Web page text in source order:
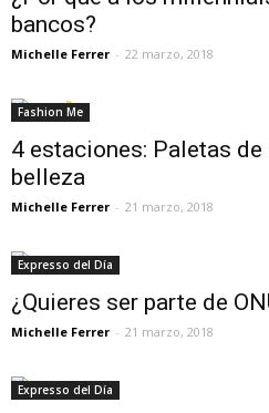
bancos?
Michelle Ferrer - 22 marzo, 2018
Fashion Me
4 estaciones: Paletas
belleza
Michelle Ferrer - 21 marzo, 2018
Expresso del Día
¿Quieres ser parte de
Michelle Ferrer - 21 marzo, 2018
Expresso del Día